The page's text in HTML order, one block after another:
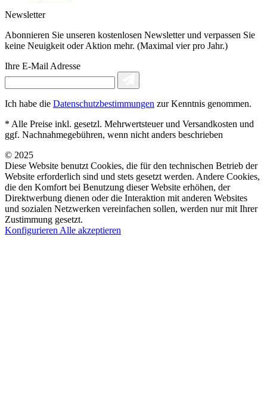
Newsletter
Abonnieren Sie unseren kostenlosen Newsletter und verpassen Sie
keine Neuigkeit oder Aktion mehr. (Maximal vier pro Jahr.)
Ihre E-Mail Adresse
Ich habe die Datenschutzbestimmungen zur Kenntnis genommen.
* Alle Preise inkl. gesetzl. Mehrwertsteuer und Versandkosten und
ggf. Nachnahmegebühren, wenn nicht anders beschrieben
© 2025
Diese Website benutzt Cookies, die für den technischen Betrieb der
Website erforderlich sind und stets gesetzt werden. Andere Cookies,
die den Komfort bei Benutzung dieser Website erhöhen, der
Direktwerbung dienen oder die Interaktion mit anderen Websites
und sozialen Netzwerken vereinfachen sollen, werden nur mit Ihrer
Zustimmung gesetzt.
Konfigurieren Alle akzeptieren